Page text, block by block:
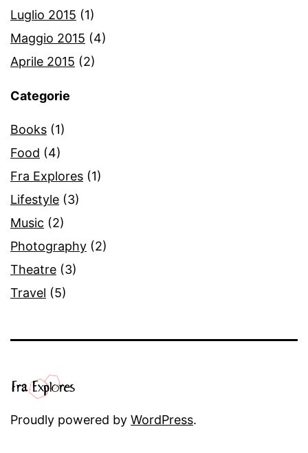
Luglio 2015 (1)
Maggio 2015 (4)
Aprile 2015 (2)
Categorie
Books (1)
Food (4)
Fra Explores (1)
Lifestyle (3)
Music (2)
Photography (2)
Theatre (3)
Travel (5)
Proudly powered by WordPress.